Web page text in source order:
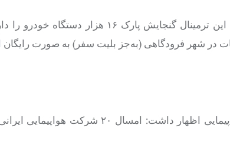
مدیرعامل شهر فرودگاهی امام خمینی (ره) ادامه‌داد: پارکینگ این
در شهر فرودگاهی (به‌جز بلیت سفر) به صورت رایگان
در ادامه مقصود اسعدی سامانی، دبیر انجمن شرکت‌های هواپیمایی